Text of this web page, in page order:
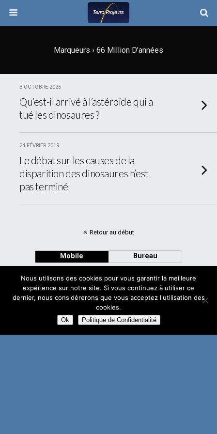
Marqueurs › 66 Million D’années
3 OCTOBRE 2025
Qu’est-il arrivé à l’astéroïde qui a
tué les dinosaures ?
24 FÉVRIER 2019
Le débat sur les causes de la
disparition des dinosaures n’est
pas terminé
Retour au début
Mobile Bureau
Avec
WPtouch Mobile Suite for WordPress
Nous utilisons des cookies pour vous garantir la meilleure
expérience sur notre site. Si vous continuez à utiliser ce
dernier, nous considérerons que vous acceptez l'utilisation des
cookies.
Ok Politique de Confidentialité